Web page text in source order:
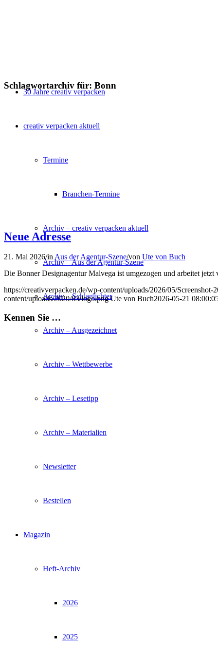
30 Jahre creativ verpacken
creativ verpacken aktuell
Termine
Branchen-Termine
Archiv – creativ verpacken aktuell
Archiv – Aus der Agentur-Szene
Archiv – Schlaglichter
Archiv – Ausgezeichnet
Archiv – Wettbewerbe
Archiv – Lesetipp
Archiv – Materialien
Newsletter
Bestellen
Magazin
Heft-Archiv
2026
2025
Schlagwortarchiv für: Bonn
Neue Adresse
21. Mai 2026/inAus der Agentur-Szene/von Ute von Buch
Die Bonner Designagentur Malvega ist umgezogen und arbeitet
https://creativverpacken.de/wp-content/uploads/2026/05/
content/uploads/2020/03/logo.png Ute von Buch2026-05-21
Kennen Sie …